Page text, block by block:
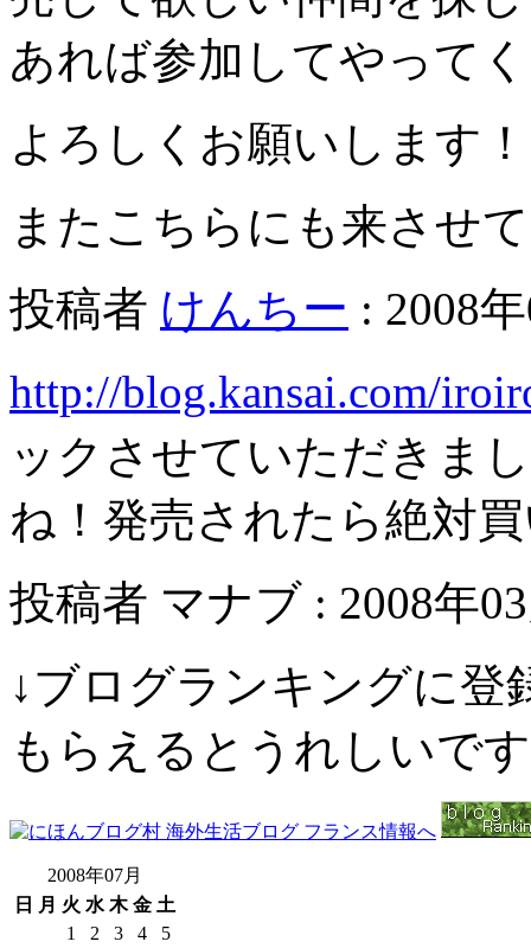
あれば参加してやって
よろしくお願いします！
またこちらにも来させ
投稿者 けんちー : 2008
http://blog.kansai.com/
ックさせていただきま
ね！発売されたら絶対
投稿者 マナブ : 2008年
↓ブログランキングに登
もらえるとうれしいで
2008年07月
日
月 火 水 木 金 土
1
2 3 4
5